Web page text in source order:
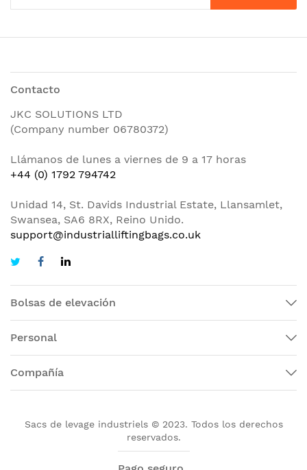
Contacto
JKC SOLUTIONS LTD
(Company number 06780372)
Llámanos de lunes a viernes de 9 a 17 horas
+44 (0) 1792 794742
Unidad 14, St. Davids Industrial Estate, Llansamlet,
Swansea, SA6 8RX, Reino Unido.
support@industrialliftingbags.co.uk
Bolsas de elevación
Personal
Compañía
Sacs de levage industriels © 2023. Todos los derechos
reservados.